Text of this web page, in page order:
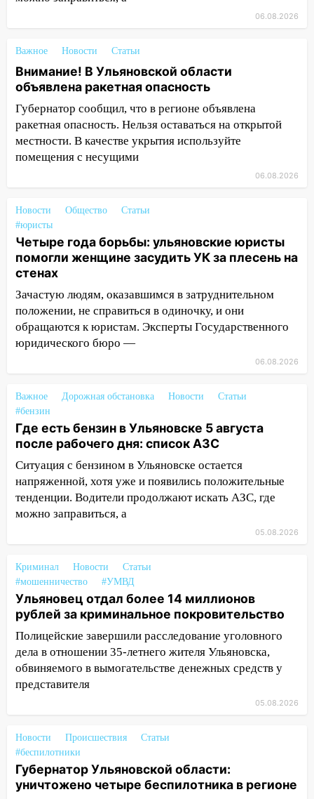
09:44
Ульяновские спасатели помогли
юному велосипедисту на улице
Чернышевского
08:21 В Заволжском районе украли два
велосипеда
07:18 В Ульяновск идет
тридцатиградусная жара: какая будет
06:00
Четыре года борьбы: ульяновские
юристы помогли женщине засудить УК
за плесень на стенах
05:00
прибыль, а кому — испытания на
прочность
05.08.2026
22:58 Соцсети: на проспекте Тюленева
20:22
Мошенники обманули 92-летнюю
жительницу Ульяновской области
19:14 Житель Ульяновской области
подвез троих незнакомцев на трассе и
заработал уголовное дело
18:14 Прогноз погоды на 6 августа в
Ульяновской области
большой фестиваль «Наше время»
17:30 Где есть бензин в Ульяновске 5
августа после рабочего дня: список АЗС
17:05
Ульяновске задержали 19-летнюю
сообщницу мошенников
16:12 Едва не перерезал горло: в
больницей
16:06 18-летняя девушка без прав
перевернулась на мопеде и попала в
больницу
06.08.2026
Важное Новости Статьи
Внимание! В Ульяновской области
объявлена ракетная опасность
Губернатор сообщил, что в регионе объявлена
ракетная опасность. Нельзя оставаться на открытой
местности. В качестве укрытия используйте
помещения с несущими
06.08.2026
Новости Общество
Статьи
#юристы
Четыре года борьбы: ульяновские юристы
помогли женщине засудить УК за плесень на
стенах
Зачастую людям, оказавшимся в затруднительном
положении, не справиться в одиночку, и они
обращаются к юристам. Эксперты Государственного
юридического бюро —
06.08.2026
Важное Дорожная обстановка Новости
Статьи
#бензин
Где есть бензин в Ульяновске 5 августа
после рабочего дня: список АЗС
Ситуация с бензином в Ульяновске остается
напряженной, хотя уже и появились положительные
тенденции. Водители продолжают искать АЗС, где
можно заправиться, а
05.08.2026
Криминал Новости
Статьи
#мошенничество
#УМВД
Ульяновец отдал более 14 миллионов
рублей за криминальное покровительство
Полицейские завершили расследование уголовного
дела в отношении 35-летнего жителя Ульяновска,
обвиняемого в вымогательстве денежных средств у
представителя
05.08.2026
Новости Происшествия
Статьи
#беспилотники
Губернатор Ульяновской области:
уничтожено четыре беспилотника в регионе